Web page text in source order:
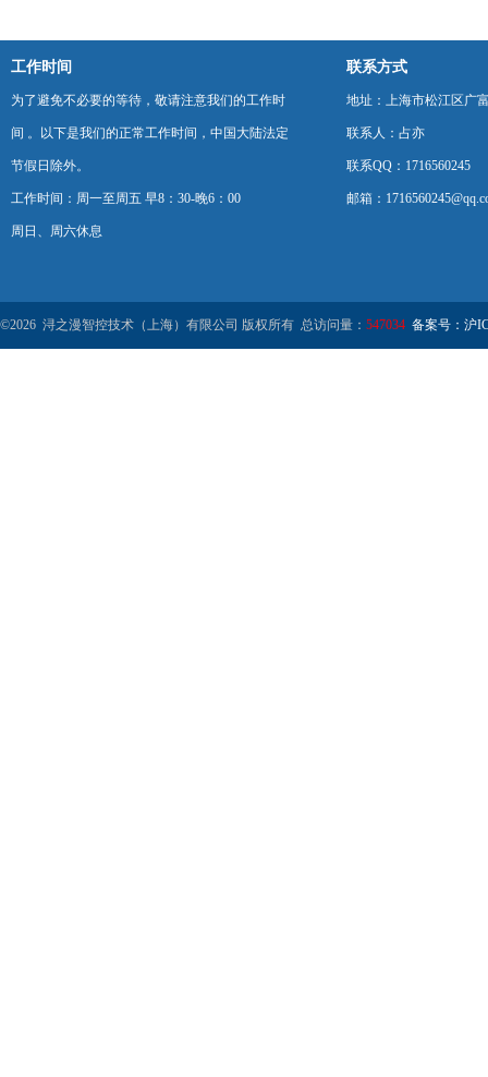
工作时间
为了避免不必要的等待，敬请注意我们的工作时
间 。以下是我们的正常工作时间，中国大陆法定
节假日除外。
工作时间：周一至周五 早8：30-晚6：00
周日、周六休息
联系方式
地址：上海市松江区广
联系人：占亦
联系QQ：1716560245
邮箱：
©2026 浔之漫智控技术（上海）有限公司 版权所有 总访问量： 547034 备案号：沪